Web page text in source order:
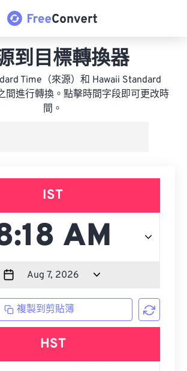
到目標轉換器
Time（來源）和 Hawaii Standard
間進行轉換。點擊時間字段即可更改時
間。
IST
複製到剪貼簿
HST